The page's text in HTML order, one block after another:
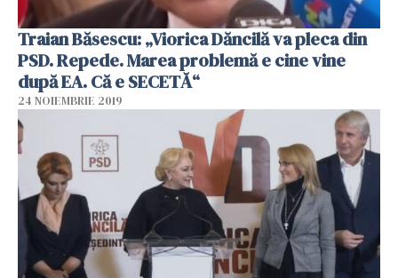
Traian Băsescu: „Viorica Dăncilă va pleca din
PSD. Repede. Marea problemă e cine vine
după EA. Că e SECETĂ“
24 NOIEMBRIE 2019